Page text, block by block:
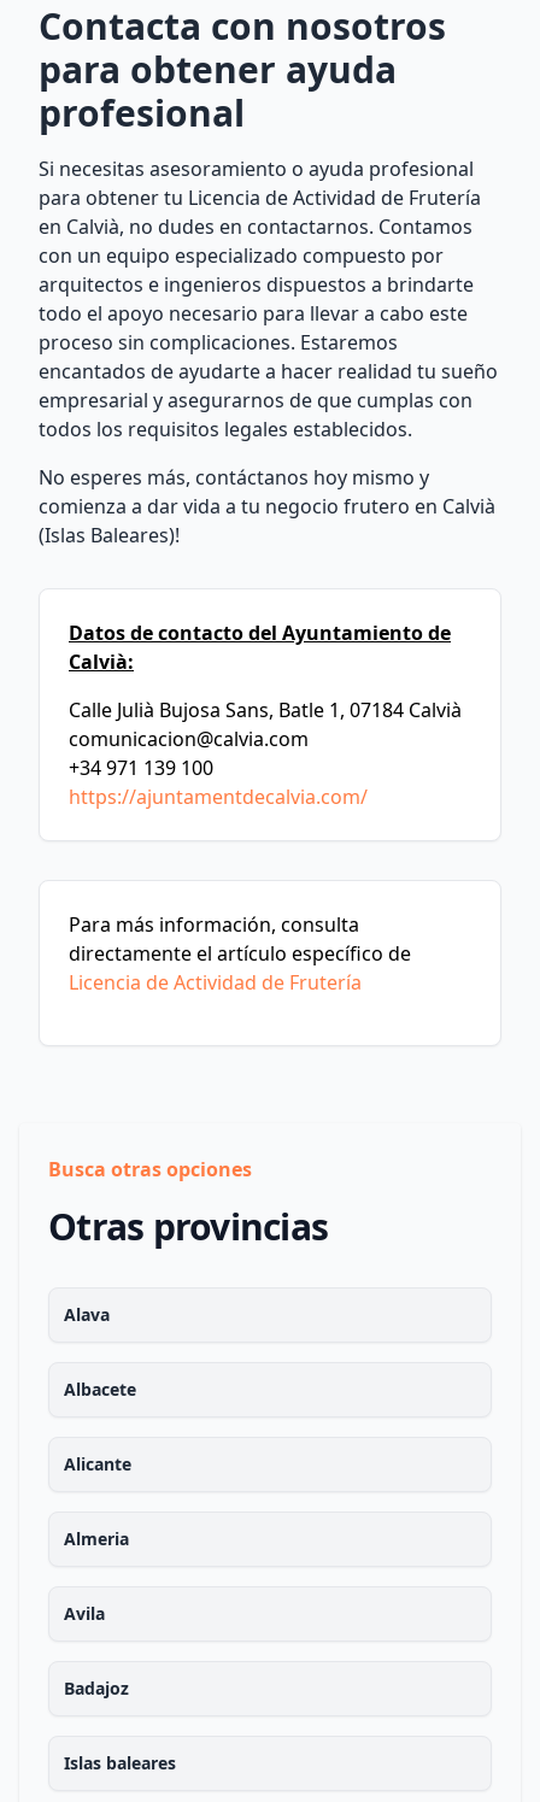
Contacta con nosotros
para obtener ayuda
profesional
Si necesitas asesoramiento o ayuda profesional
para obtener tu Licencia de Actividad de Frutería
en Calvià, no dudes en contactarnos. Contamos
con un equipo especializado compuesto por
arquitectos e ingenieros dispuestos a brindarte
todo el apoyo necesario para llevar a cabo este
proceso sin complicaciones. Estaremos
encantados de ayudarte a hacer realidad tu sueño
empresarial y asegurarnos de que cumplas con
todos los requisitos legales establecidos.
No esperes más, contáctanos hoy mismo y
comienza a dar vida a tu negocio frutero en Calvià
(Islas Baleares)!
Datos de contacto del Ayuntamiento de
Calvià:
Calle Julià Bujosa Sans, Batle 1, 07184 Calvià
comunicacion@calvia.com
+34 971 139 100
https://ajuntamentdecalvia.com/
Para más información, consulta
directamente el artículo específico de
Licencia de Actividad de Frutería
Busca otras opciones
Otras provincias
Alava
Albacete
Alicante
Almeria
Avila
Badajoz
Islas baleares